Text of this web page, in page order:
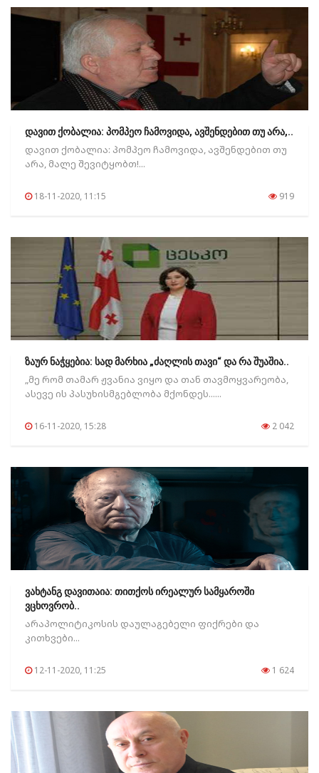
დავით ქობალია: პომპეო ჩამოვიდა, ავშენდებით თუ არა,..
დავით ქობალია: პომპეო ჩამოვიდა, ავშენდებით თუ
არა, მალე შევიტყობთ!...
18-11-2020, 11:15 919
ზაურ ნაჭყებია: სად მარხია „ძაღლის თავი“ და რა შუაშია..
„მე რომ თამარ ჟვანია ვიყო და თან თავმოყვარეობა,
ასევე ის პასუხისმგებლობა მქონდეს......
16-11-2020, 15:28 2 042
ვახტანგ დავითაია: თითქოს ირეალურ სამყაროში
ვცხოვრობ..
არაპოლიტიკოსის დაულაგებელი ფიქრები და
კითხვები...
12-11-2020, 11:25 1 624